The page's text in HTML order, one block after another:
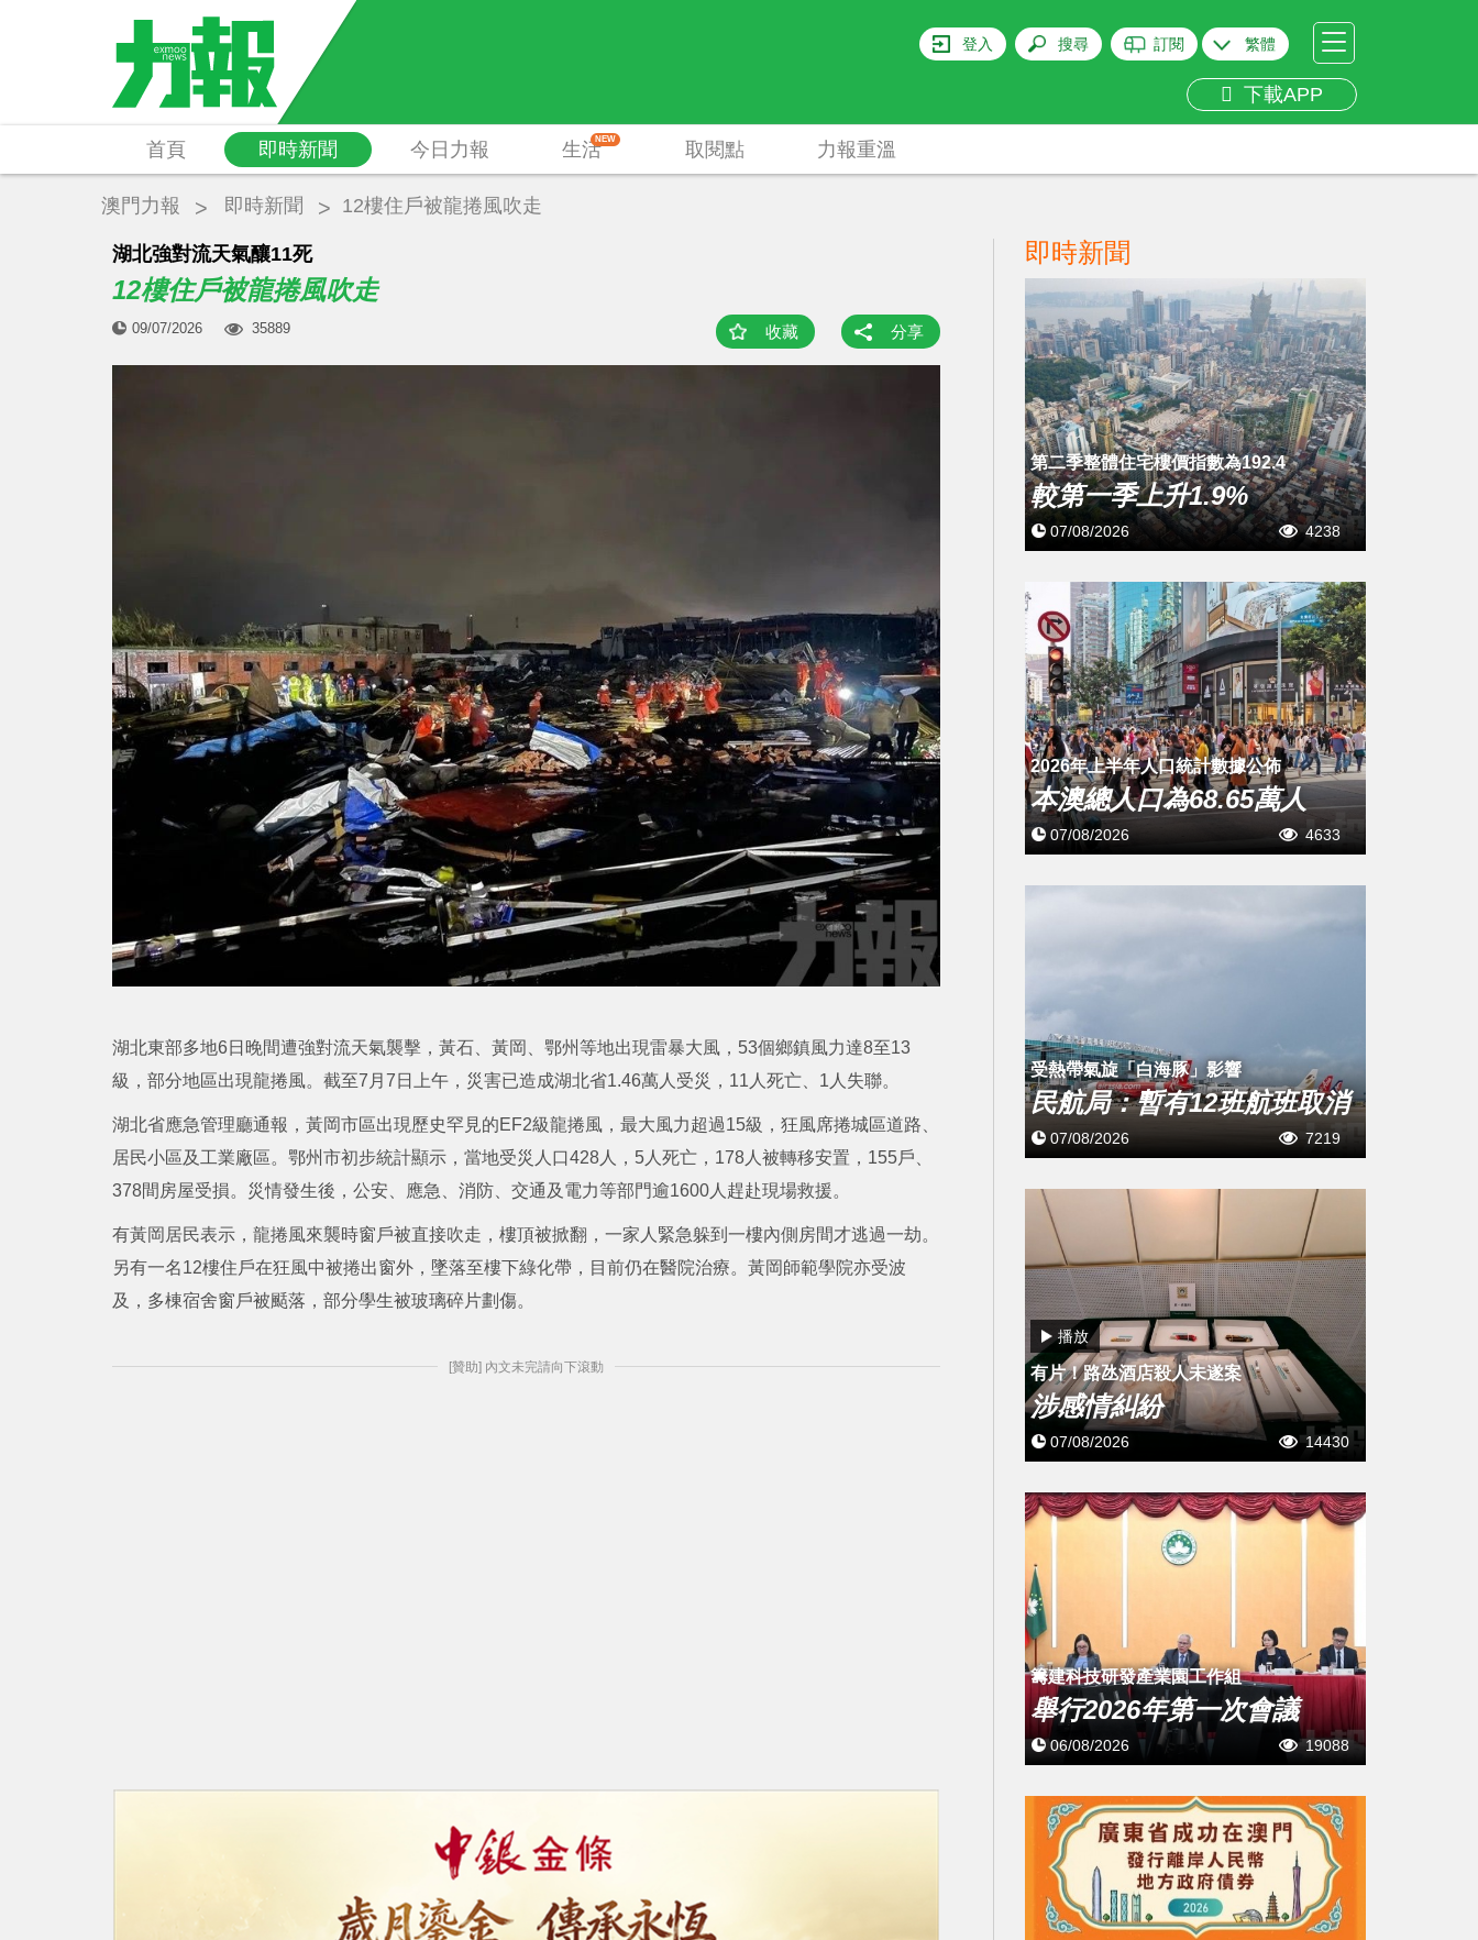
登入 搜尋 訂閱 繁體
下載APP
首頁 即時新聞 今日力報 生活NEW 取閱點 力報重溫
澳門力報 即時新聞 12樓住戶被龍捲風吹走
湖北強對流天氣釀11死
12樓住戶被龍捲風吹走
09/07/2026 35889 收藏 分享
湖北東部多地6日晚間遭強對流天氣襲擊，黃石、黃岡、鄂州等地出現雷暴大風，53個鄉鎮風力達8至13
級，部分地區出現龍捲風。截至7月7日上午，災害已造成湖北省1.46萬人受災，11人死亡、1人失聯。
湖北省應急管理廳通報，黃岡市區出現歷史罕見的EF2級龍捲風，最大風力超過15級，狂風席捲城區道路、
居民小區及工業廠區。鄂州市初步統計顯示，當地受災人口428人，5人死亡，178人被轉移安置，155戶、
378間房屋受損。災情發生後，公安、應急、消防、交通及電力等部門逾1600人趕赴現場救援。
有黃岡居民表示，龍捲風來襲時窗戶被直接吹走，樓頂被掀翻，一家人緊急躲到一樓內側房間才逃過一劫。
另有一名12樓住戶在狂風中被捲出窗外，墜落至樓下綠化帶，目前仍在醫院治療。黃岡師範學院亦受波
及，多棟宿舍窗戶被颳落，部分學生被玻璃碎片劃傷。
[贊助] 內文未完請向下滾動
即時新聞
第二季整體住宅樓價指數為192.4
較第一季上升1.9%
07/08/2026 4238
2026年上半年人口統計數據公佈
本澳總人口為68.65萬人
07/08/2026 4633
受熱帶氣旋「白海豚」影響
民航局：暫有12班航班取消
07/08/2026 7219
播放
有片！路氹酒店殺人未遂案
涉感情糾紛
07/08/2026 14430
籌建科技研發產業園工作組
舉行2026年第一次會議
06/08/2026 19088